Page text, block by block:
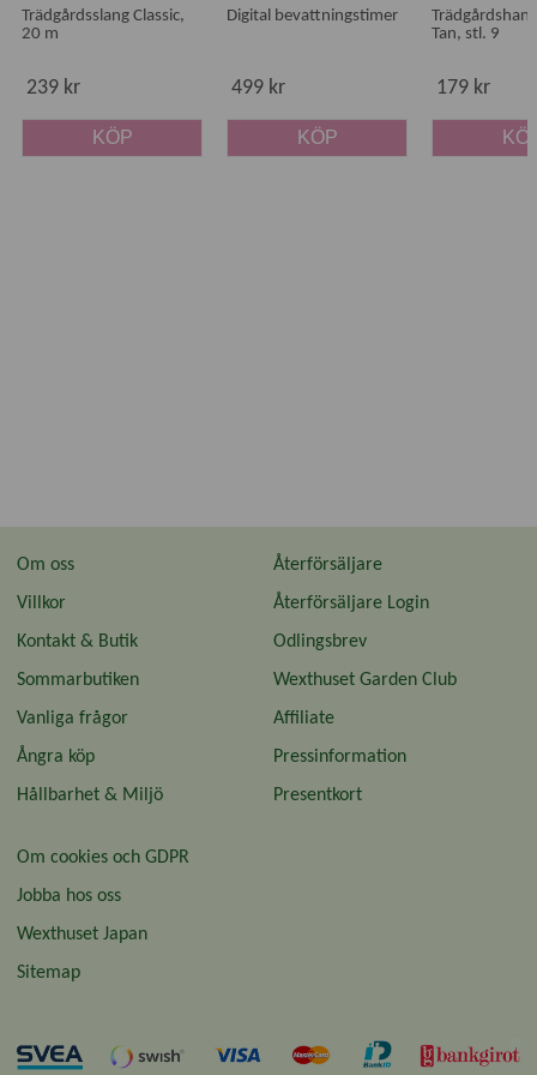
Trädgårdsslang Classic,
20 m
239 kr
KÖP
Digital bevattningstimer
499 kr
KÖP
Tan, stl. 9
179 kr
Om oss
Villkor
Kontakt & Butik
Sommarbutiken
Vanliga frågor
Ångra köp
Hållbarhet & Miljö
Återförsäljare
Återförsäljare Login
Odlingsbrev
Wexthuset Garden Club
Affiliate
Pressinformation
Presentkort
Om cookies och GDPR
Jobba hos oss
Wexthuset Japan
Sitemap